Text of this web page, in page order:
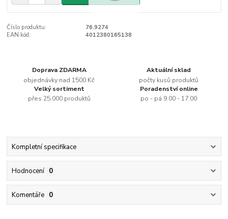
Číslo produktu:
76.9274
EAN kód:
4012380165138
Doprava ZDARMA
objednávky nad 1500 Kč
Aktuální sklad
počty kusů produktů
Velký sortiment
přes 25.000 produktů
Poradenství online
po - pá 9.00 - 17.00
Kompletní specifikace
Hodnocení 0
Komentáře 0